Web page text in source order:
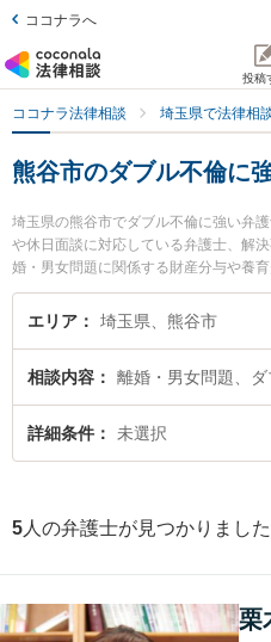
ココナラへ
投稿
ココナラ法律相談 埼玉県で法律相
熊谷市のダブル不倫に
埼玉県の熊谷市でダブル不倫に強い弁
や休日面談に対応している弁護士、解
婚・男女問題に関係する財産分与や養
検索もでき便利です。特に栗木法律事
務所の丸山 博久弁護士、大地法律事務
ブル解決の実績豊富な近くの弁護士を
倫を法律相談できる熊谷市内の弁護士
者さんにおすすめです。
エリア 埼玉県、熊谷市
相談内容 離婚・男女問題、ダ
詳細条件 未選択
5 人の弁護士が見つかりました
栗